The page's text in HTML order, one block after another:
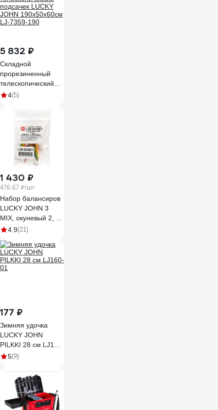
5 832 ₽
Складной
прорезиненный
телескопический
подсачек LUCKY
4(5)
1 430 ₽
476.67 ₽/шт
Набор балансиров
LUCKY JOHN 3
MIX, окуневый 2, 3
шт. LJB-003SET
4.9(21)
177 ₽
Зимняя удочка
LUCKY JOHN
PILKKI 28 см LJ160-
015(9)